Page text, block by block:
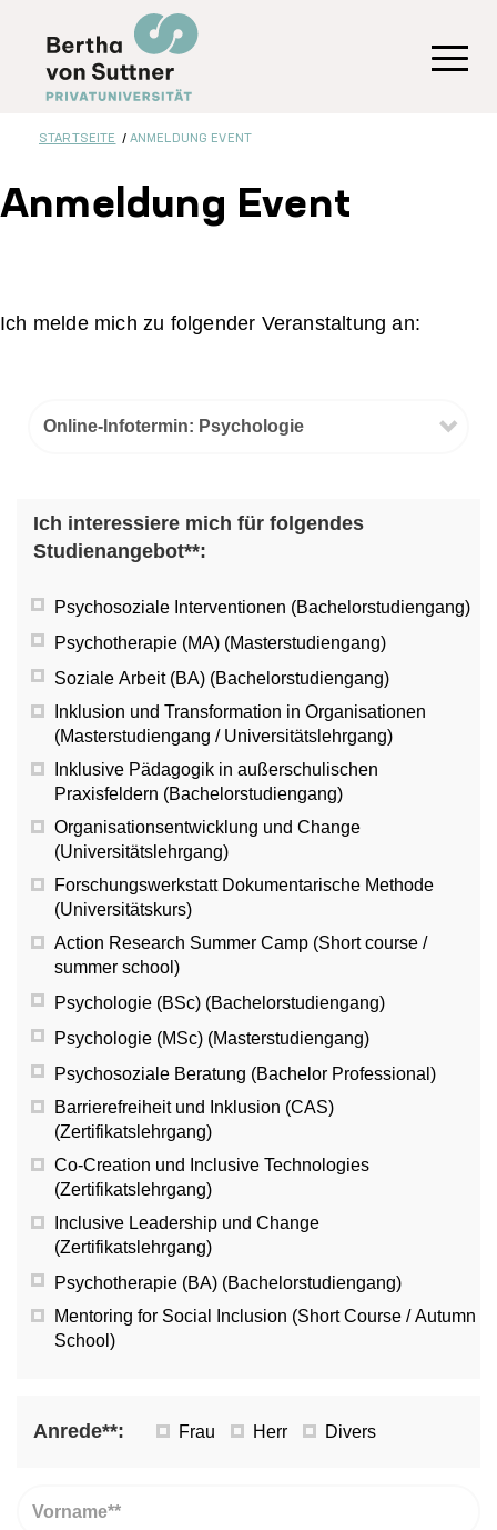
Inhalt
STARTSEITE ANMELDUNG EVENT
Anmeldung Event
Ich melde mich zu folgender Veranstaltung an:
Ich interessiere mich für folgendes
Studienangebot**:
Psychosoziale Interventionen (Bachelorstudiengang)
Psychotherapie (MA) (Masterstudiengang)
Soziale Arbeit (BA) (Bachelorstudiengang)
Inklusion und Transformation in Organisationen
(Masterstudiengang / Universitätslehrgang)
Inklusive Pädagogik in außerschulischen
Praxisfeldern (Bachelorstudiengang)
Organisationsentwicklung und Change
(Universitätslehrgang)
Forschungswerkstatt Dokumentarische Methode
(Universitätskurs)
Action Research Summer Camp (Short course /
summer school)
Psychologie (BSc) (Bachelorstudiengang)
Psychologie (MSc) (Masterstudiengang)
Psychosoziale Beratung (Bachelor Professional)
Barrierefreiheit und Inklusion (CAS)
(Zertifikatslehrgang)
Co-Creation und Inclusive Technologies
(Zertifikatslehrgang)
Inclusive Leadership und Change
(Zertifikatslehrgang)
Psychotherapie (BA) (Bachelorstudiengang)
Mentoring for Social Inclusion (Short Course / Autumn
School)
Anrede**: Frau Herr Divers